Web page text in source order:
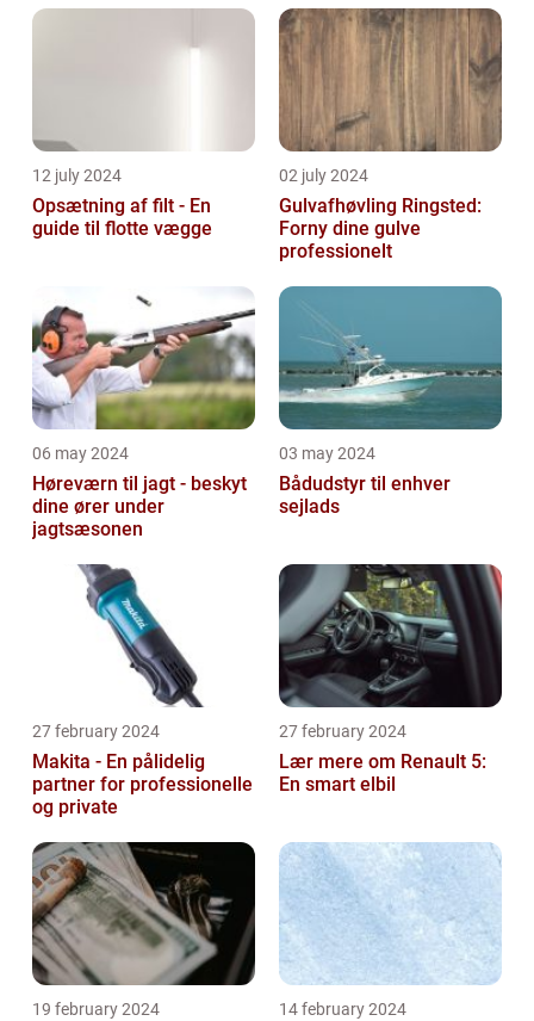
12 july 2024
Opsætning af filt - En
guide til flotte vægge
02 july 2024
Gulvafhøvling Ringsted:
Forny dine gulve
professionelt
06 may 2024
Høreværn til jagt - beskyt
dine ører under
jagtsæsonen
03 may 2024
Bådudstyr til enhver
sejlads
27 february 2024
Makita - En pålidelig
partner for professionelle
og private
27 february 2024
Lær mere om Renault 5:
En smart elbil
19 february 2024 14 february 2024